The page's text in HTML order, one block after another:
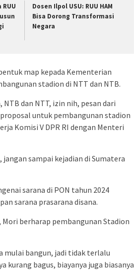
Dosen Ilpol USU: RUU HAM
Bisa Dorong Transformasi
Negara
map kepada Kementerian
stadion di NTT dan NTB.
dan NTT, izin nih, pesan dari
untuk pembangunan stadion
Komisi V DPR RI dengan Menteri
sampai kejadian di Sumatera
sarana di PON tahun 2024
sarana prasarana disana.
berharap pembangunan Stadion
mulai bangun, jadi tidak terlalu
kurang bagus, biayanya juga biasanya